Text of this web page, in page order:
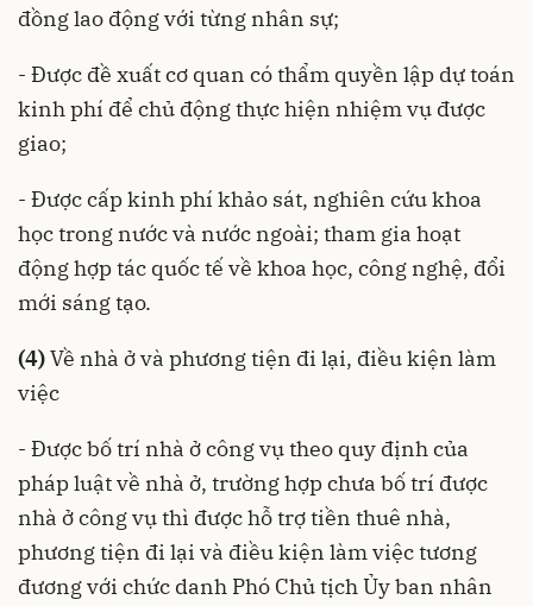
đồng lao động với từng nhân sự;
- Được đề xuất cơ quan có thẩm quyền lập dự toán
kinh phí để chủ động thực hiện nhiệm vụ được
giao;
- Được cấp kinh phí khảo sát, nghiên cứu khoa
học trong nước và nước ngoài; tham gia hoạt
động hợp tác quốc tế về khoa học, công nghệ, đổi
mới sáng tạo.
(4)Về nhà ở và phương tiện đi lại, điều kiện làm
việc
- Được bố trí nhà ở công vụ theo quy định của
pháp luật về nhà ở, trường hợp chưa bố trí được
nhà ở công vụ thì được hỗ trợ tiền thuê nhà,
phương tiện đi lại và điều kiện làm việc tương
đương với chức danh Phó Chủ tịch Ủy ban nhân